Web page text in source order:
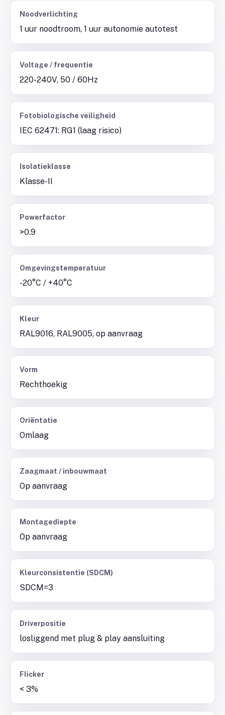
Noodverlichting
1 uur noodtroom, 1 uur autonomie autotest
Voltage / frequentie
220-240V, 50 / 60Hz
Fotobiologische veiligheid
IEC 62471: RG1 (laag risico)
Isolatieklasse
Klasse-II
Powerfactor
>0.9
Omgevingstemperatuur
-20°C / +40°C
Kleur
RAL9016, RAL9005, op aanvraag
Vorm
Rechthoekig
Oriëntatie
Omlaag
Zaagmaat / inbouwmaat
Op aanvraag
Montagediepte
Op aanvraag
Kleurconsistentie (SDCM)
SDCM=3
Driverpositie
losliggend met plug & play aansluiting
Flicker
< 3%